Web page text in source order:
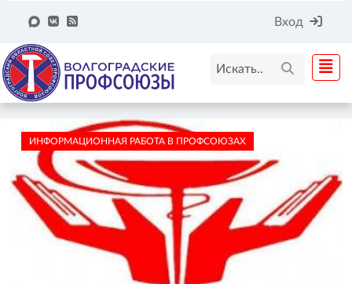
Вход
ИНФОРМАЦИОННАЯ РАБОТА В ПРОФСОЮЗАХ